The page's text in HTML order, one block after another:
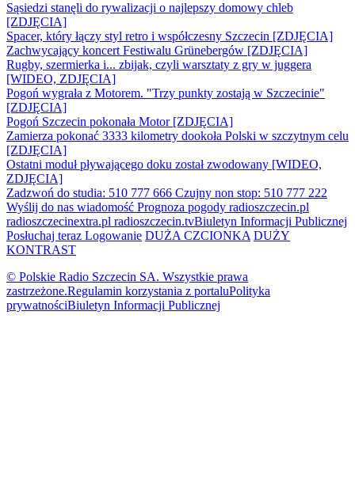
Sąsiedzi stanęli do rywalizacji o najlepszy domowy chleb
[ZDJĘCIA]
Spacer, który łączy styl retro i współczesny Szczecin [ZDJĘCIA]
Zachwycający koncert Festiwalu Grünebergów [ZDJĘCIA]
Rugby, szermierka i... zbijak, czyli warsztaty z gry w juggera
[WIDEO, ZDJĘCIA]
Pogoń wygrała z Motorem. "Trzy punkty zostają w Szczecinie"
[ZDJĘCIA]
Pogoń Szczecin pokonała Motor [ZDJĘCIA]
Zamierza pokonać 3333 kilometry dookoła Polski w szczytnym celu
[ZDJĘCIA]
Ostatni moduł pływającego doku został zwodowany [WIDEO,
ZDJĘCIA]
Zadzwoń do studia: 510 777 666 Czujny non stop: 510 777 222
Wyślij do nas wiadomość Prognoza pogody radioszczecin.pl
radioszczecinextra.pl radioszczecin.tvBiuletyn Informacji Publicznej
Posłuchaj teraz Logowanie DUŻA CZCIONKA DUŻY
KONTRAST
© Polskie Radio Szczecin SA. Wszystkie prawa
zastrzeżone.Regulamin korzystania z portaluPolityka
prywatnościBiuletyn Informacji Publicznej